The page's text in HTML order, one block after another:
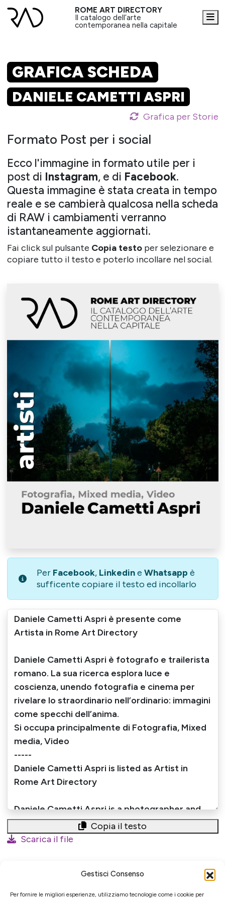
Gestisci Consenso
Per fornire le migliori esperienze, utilizziamo tecnologie come i cookie per
ROME ART DIRECTORY
Il catalogo dell’arte
contemporanea nella capitale
GRAFICA SCHEDA
DANIELE CAMETTI ASPRI
Grafica per Storie
Formato Post per i social
Ecco l'immagine in formato utile per i
post di Instagram, e di Facebook.
Questa immagine è stata creata in tempo
reale e se cambierà qualcosa nella scheda
di RAW i cambiamenti verranno
istantaneamente aggiornati.
Fai click sul pulsante Copia testoper selezionare e
copiare tutto il testo e poterlo incollare nel social.
Per Facebook, Linkedine Whatsapp è
sufficente copiare il testo ed incollarlo
Copia il testo
Scarica il file
Iniziativa